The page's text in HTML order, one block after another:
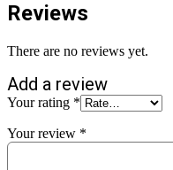
Reviews
There are no reviews yet.
Add a review
Your rating *
Your review *